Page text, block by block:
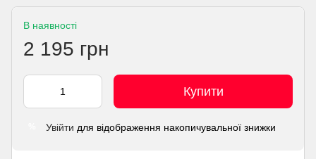
В наявності
2 195 грн
Купити
Увійти для відображення накопичувальної знижки